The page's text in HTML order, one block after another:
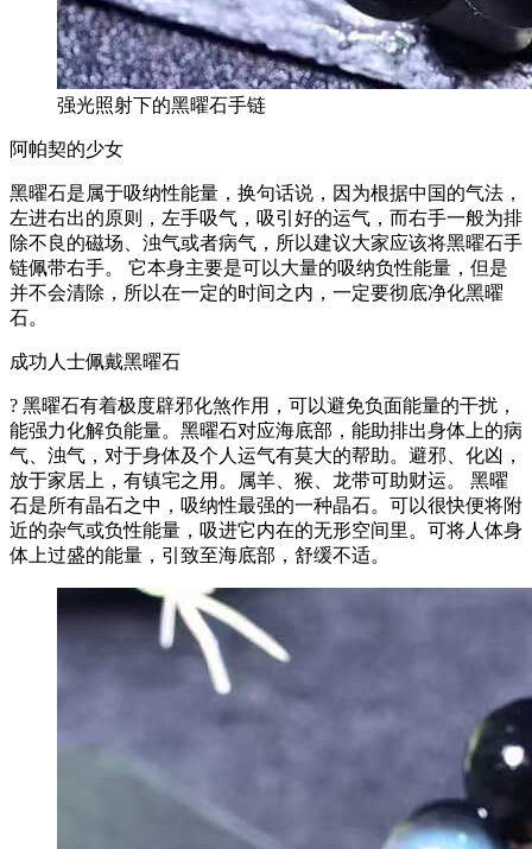
强光照射下的黑曜石手链
阿帕契的少女
黑曜石是属于吸纳性能量，换句话说，因为根据中国的气法，
左进右出的原则，左手吸气，吸引好的运气，而右手一般为排
除不良的磁场、浊气或者病气，所以建议大家应该将黑曜石手
链佩带右手。 它本身主要是可以大量的吸纳负性能量，但是
并不会清除，所以在一定的时间之内，一定要彻底净化黑曜
石。
成功人士佩戴黑曜石
? 黑曜石有着极度辟邪化煞作用，可以避免负面能量的干扰，
能强力化解负能量。黑曜石对应海底部，能助排出身体上的病
气、浊气，对于身体及个人运气有莫大的帮助。避邪、化凶，
放于家居上，有镇宅之用。属羊、猴、龙带可助财运。 黑曜
石是所有晶石之中，吸纳性最强的一种晶石。可以很快便将附
近的杂气或负性能量，吸进它内在的无形空间里。可将人体身
体上过盛的能量，引致至海底部，舒缓不适。